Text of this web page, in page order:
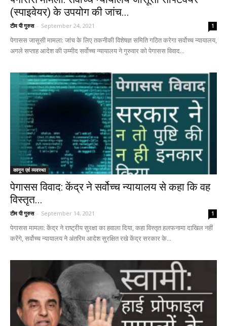
(स्पाइवेयर) के उपयोग की जांच...
टीम पी गुरुस - September 24, 2021 1
पेगासस जासूसी मामला: जांच के लिए तकनीकी विशेषज्ञ समिति गठित करेगा सर्वोच्च न्यायालय,
अगले सप्ताह आदेश की उम्मीद सर्वोच्च न्यायालय ने गुरुवार को पेगासस विवाद...
कानून एवं व्यवस्था
पेगासस विवाद: केंद्र ने सर्वोच्च न्यायालय से कहा कि वह
विस्तृत...
टीम पी गुरुस - September 14, 2021 1
पेगासस मामला: केंद्र ने राष्ट्रीय सुरक्षा का हवाला दिया, कहा विस्तृत हलफनामा दाखिल नहीं
करेंगे, सर्वोच्च न्यायालय ने अंतरिम आदेश सुरक्षित रखे केंद्र सरकार के...